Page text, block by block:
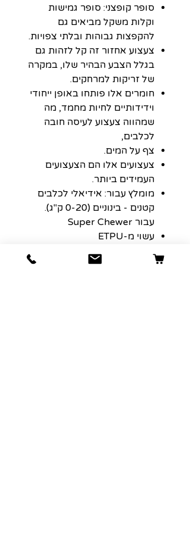
סופר קופצני: סופר גמישות
וקלות משקל מביאים גם
להקפצות גבוהות ובלתי צפויות.
צעצוע אחזור זה קל לזהות גם
בגלל הצבע הבהיר שלו, במקרה
של זריקות למרחקים.
חומרים אלו פותחו באופן ייחודי
וידידותיים לחיות מחמד, מה
שמהווה צעצוע לעיסה חובה
לכלבים,
צף על המים.
צעצועים אלו הם הצעצועים
העמידים ביותר.
מומלץ עבור: אידיאלי לכלבים
קטנים - בינוניים (0-20 ק"ג).
עבור Super Chewer
עשוי מ-ETPU
***כל כלב משחק אחרת, ומכיוון